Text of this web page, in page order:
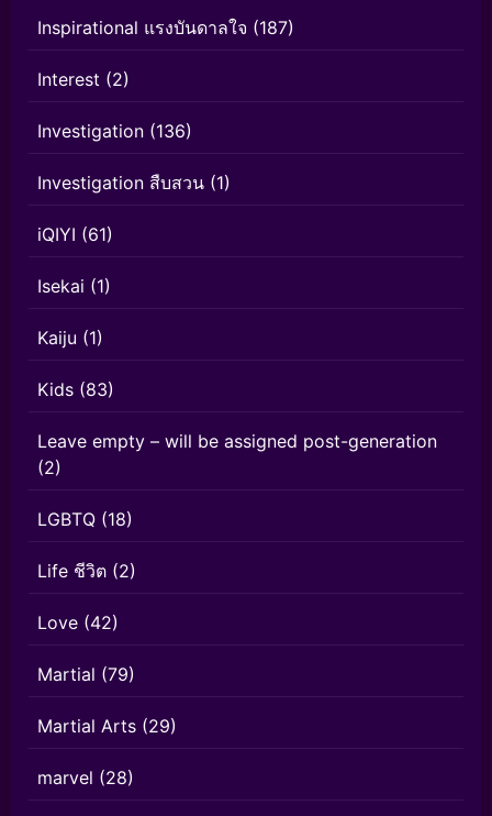
Inspirational แรงบันดาลใจ (187)
Interest (2)
Investigation (136)
Investigation สืบสวน (1)
iQIYI (61)
Isekai (1)
Kaiju (1)
Kids (83)
Leave empty – will be assigned post-generation
(2)
LGBTQ (18)
Life ชีวิต (2)
Love (42)
Martial (79)
Martial Arts (29)
marvel (28)